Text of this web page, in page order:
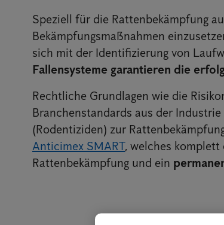
Speziell für die Rattenbekämpfung
Bekämpfungsmaßnahmen
sich mit der Identifizierung von
Fallensysteme garantieren die
Rechtliche Grundlagen wie die
Branchenstandards aus der
(Rodentiziden) zur
Anticimex SMART, welches
Rattenbekämpfung und ein